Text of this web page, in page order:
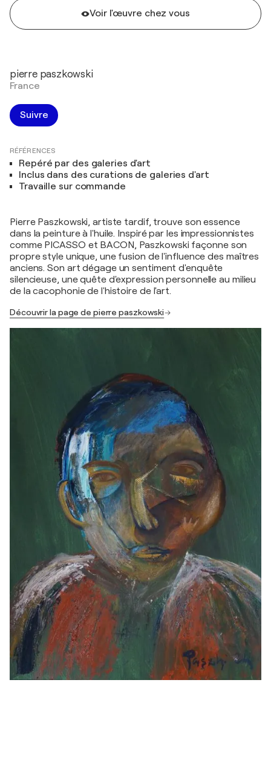
Voir l'œuvre chez vous
pierre paszkowski
France
Suivre
RÉFÉRENCES
Repéré par des galeries d'art
Inclus dans des curations de galeries d'art
Travaille sur commande
Pierre Paszkowski, artiste tardif, trouve son essence
dans la peinture à l'huile. Inspiré par les impressionnistes
comme PICASSO et BACON, Paszkowski façonne son
propre style unique, une fusion de l'influence des maîtres
anciens. Son art dégage un sentiment d'enquête
silencieuse, une quête d'expression personnelle au milieu
de la cacophonie de l'histoire de l'art.
Découvrir la page de pierre paszkowski